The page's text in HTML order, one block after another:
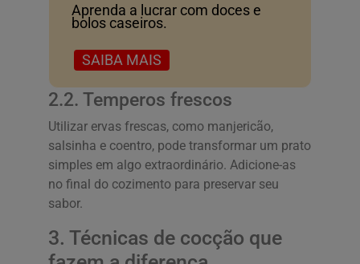
Aprenda a lucrar com doces e
bolos caseiros.
SAIBA MAIS
2.2. Temperos frescos
Utilizar ervas frescas, como manjericão,
salsinha e coentro, pode transformar um prato
simples em algo extraordinário. Adicione-as
no final do cozimento para preservar seu
sabor.
3. Técnicas de cocção que